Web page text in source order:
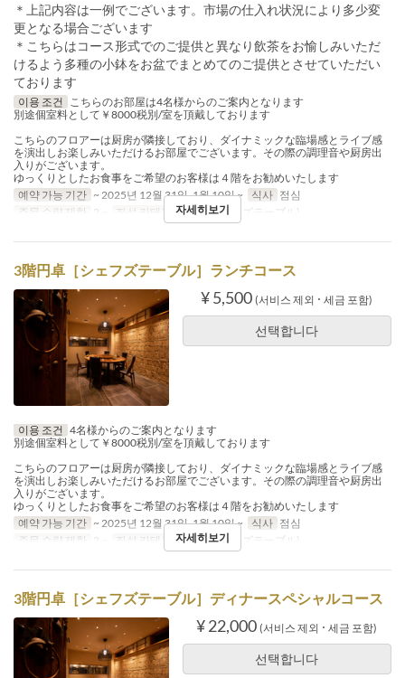
＊上記内容は一例でございます。市場の仕入れ状況により多少変
更となる場合ございます
＊こちらはコース形式でのご提供と異なり飲茶をお愉しみいただ
けるよう多種の小鉢をお盆でまとめてのご提供とさせていただい
ております
이용 조건
こちらのお部屋は4名様からのご案内となります
別途個室料として￥8000税別/室を頂戴しております
こちらのフロアーは厨房が隣接しており、ダイナミックな臨場感とライブ感
を演出しお楽しみいただけるお部屋でございます。その際の調理音や厨房出
入りがございます。
ゆっくりとしたお食事をご希望のお客様は４階をお勧めいたします
예약 가능 기간 ~ 2025년 12월 31일, 1월 10일 ~ 식사 점심
주문 수량 제한
2 ~ 좌석 카테고리 3階(シェフズテーブル)
자세히보기
3階円卓［シェフズテーブル］ランチコース
¥ 5,500 (서비스 제외 ･ 세금 포함)
선택합니다
이용 조건 4名様からのご案内となります
別途個室料として￥8000税別/室を頂戴しております
こちらのフロアーは厨房が隣接しており、ダイナミックな臨場感とライブ感
を演出しお楽しみいただけるお部屋でございます。その際の調理音や厨房出
入りがございます。
ゆっくりとしたお食事をご希望のお客様は４階をお勧めいたします
예약 가능 기간 ~ 2025년 12월 31일, 1월 10일 ~ 식사 점심
주문 수량 제한
2 ~ 좌석 카테고리 3階(シェフズテーブル)
자세히보기
3階円卓［シェフズテーブル］ディナースペシャルコース
¥ 22,000 (서비스 제외 ･ 세금 포함)
선택합니다